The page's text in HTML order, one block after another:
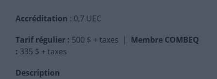
Accréditation : 0,7 UEC
Tarif régulier : 500 $ + taxes | Membre COMBEQ
: 335 $ + taxes
Description